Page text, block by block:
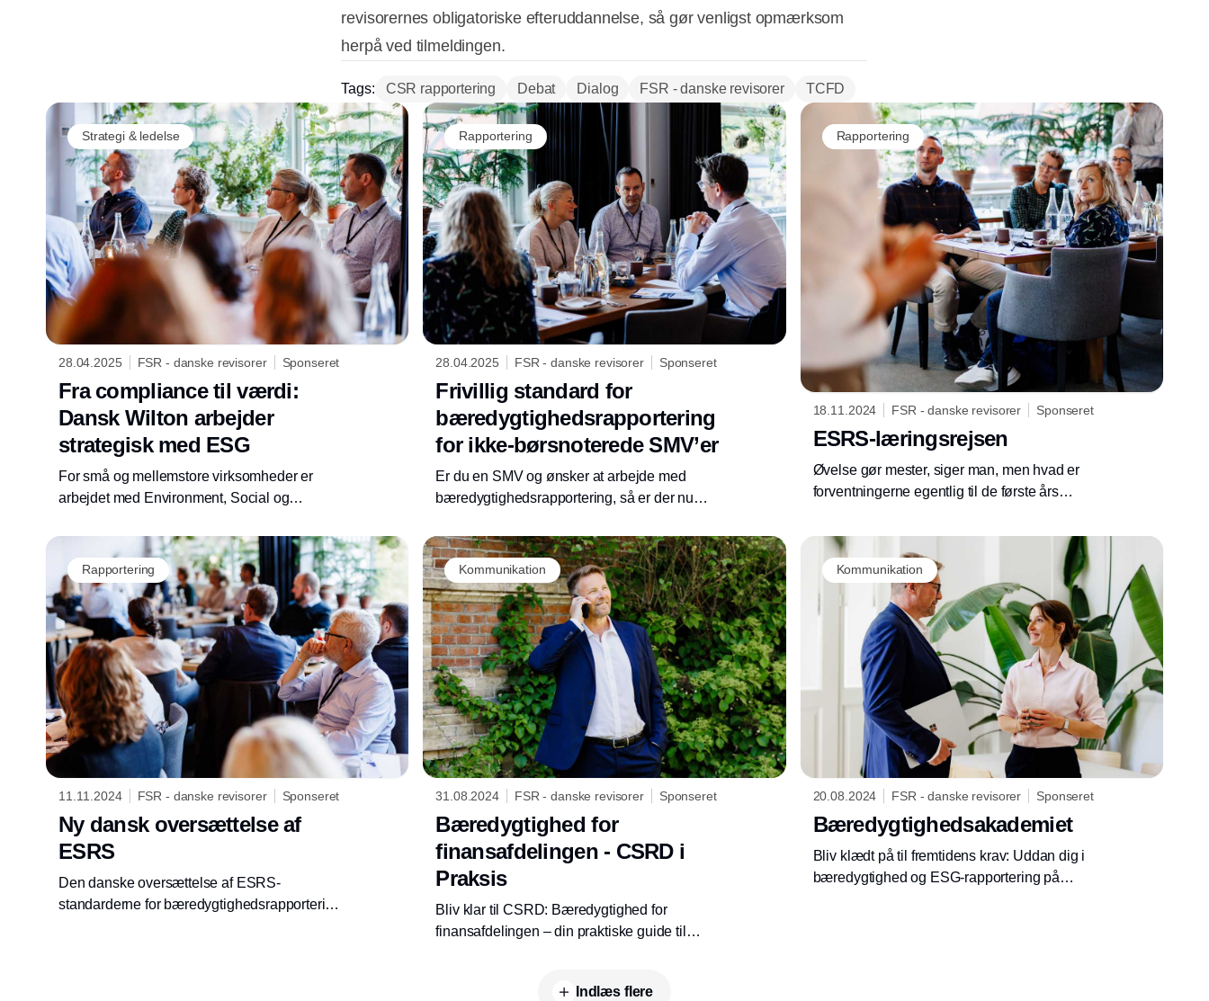
revisorernes obligatoriske efteruddannelse, så gør venligst opmærksom
herpå ved tilmeldingen.
Tags: CSR rapportering Debat Dialog FSR - danske revisorer TCFD
Strategi & ledelse
28.04.2025 FSR - danske revisorer Sponseret
Fra compliance til værdi:
Dansk Wilton arbejder
strategisk med ESG
For små og mellemstore virksomheder er
arbejdet med Environment, Social og
styrke konkurrenceevnen, skabe kundetillid
og sikre langsigtet vækst. En af de
virksomheder, der allerede har taget ESG til
sig som en strategisk løftestang, er
tæppeproducenten Dansk Wilton.
Rapportering
28.04.2025 FSR - danske revisorer Sponseret
Frivillig standard for
bæredygtighedsrapportering
for ikke-børsnoterede SMV’er
Er du en SMV og ønsker at arbejde med
bæredygtighedsrapportering, så er der nu
bæredygtighedsrapportering kan udformes. I
slutningen af 2024 kom den ventede nye
europæiske frivillige standard for SMV’ers
bæredygtighedsrapportering (VSME).
Rapportering
18.11.2024 FSR - danske revisorer Sponseret
ESRS-læringsrejsen
Øvelse gør mester, siger man, men hvad er
forventningerne egentlig til de første års
omfattet af CSRD prioritere indholdet efter
erfaringer, aktuelle omstillingsplaner eller
ressourcer? Hvilke konsekvenser kan det
have, hvis rapporteringen ikke er perfekt det
(de) første år?
Rapportering
11.11.2024 FSR - danske revisorer Sponseret
Ny dansk oversættelse af
ESRS
Den danske oversættelse af ESRS-
standarderne for bæredygtighedsrapportering
Kommunikation
31.08.2024 FSR - danske revisorer Sponseret
Bæredygtighed for
finansafdelingen - CSRD i
Praksis
Bliv klar til CSRD: Bæredygtighed for
finansafdelingen – din praktiske guide til
Kommunikation
20.08.2024 FSR - danske revisorer Sponseret
Bæredygtighedsakademiet
Bliv klædt på til fremtidens krav: Uddan dig i
bæredygtighed og ESG-rapportering på
Indlæs flere